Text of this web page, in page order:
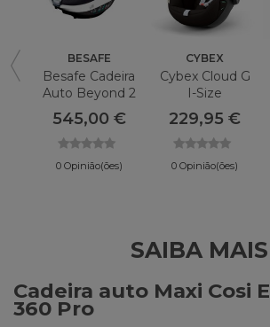
BESAFE
Besafe Cadeira
Auto Beyond 2
360
545,00 €
0 Opinião(ões)
CYBEX
Cybex Cloud G
I-Size
229,95 €
0 Opinião(ões)
SAIBA MAIS
Cadeira auto Maxi Cosi
360 Pro